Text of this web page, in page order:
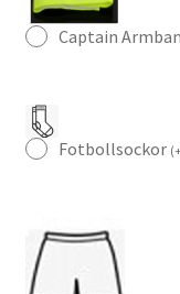
Captain
Fotbollsockor (+